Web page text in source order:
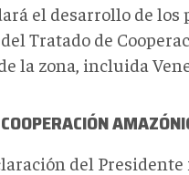
el desarrollo de
Tratado de
la zona, incluida
del